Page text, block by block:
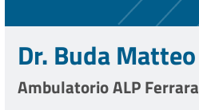
Dr. Buda Matteo
Ambulatorio ALP Ferrara